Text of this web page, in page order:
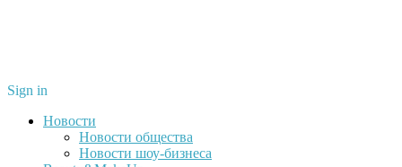
Sign in
Новости
Новости общества
Новости шоу-бизнеса